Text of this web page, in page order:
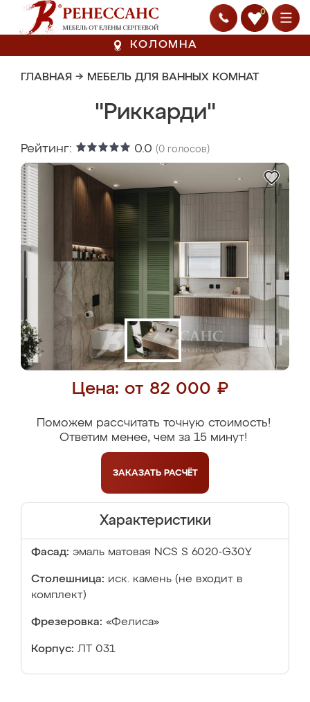
0
КОЛОМНА
ГЛАВНАЯ → МЕБЕЛЬ ДЛЯ ВАННЫХ КОМНАТ
"Риккарди"
Рейтинг: 0.0 (0 голосов)
Цена: от 82 000 ₽
Поможем рассчитать точную стоимость!
Ответим менее, чем за 15 минут!
ЗАКАЗАТЬ РАСЧЁТ
Характеристики
Фасад: эмаль матовая NCS S 6020-G30Y
Столешница: иск. камень (не входит в
комплект)
Фрезеровка: «Фелиса»
Корпус: ЛТ 031